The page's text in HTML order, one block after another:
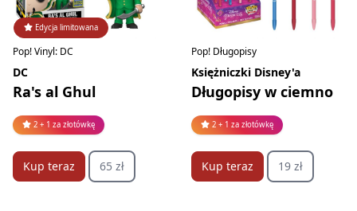
Edycja limitowana
Pop! Vinyl: DC
DC
Ra's al Ghul
2 + 1 za złotówkę
Kup teraz 65 zł
Pop! Długopisy
Księżniczki Disney'a
Długopisy w ciemno
2 + 1 za złotówkę
Kup teraz 19 zł